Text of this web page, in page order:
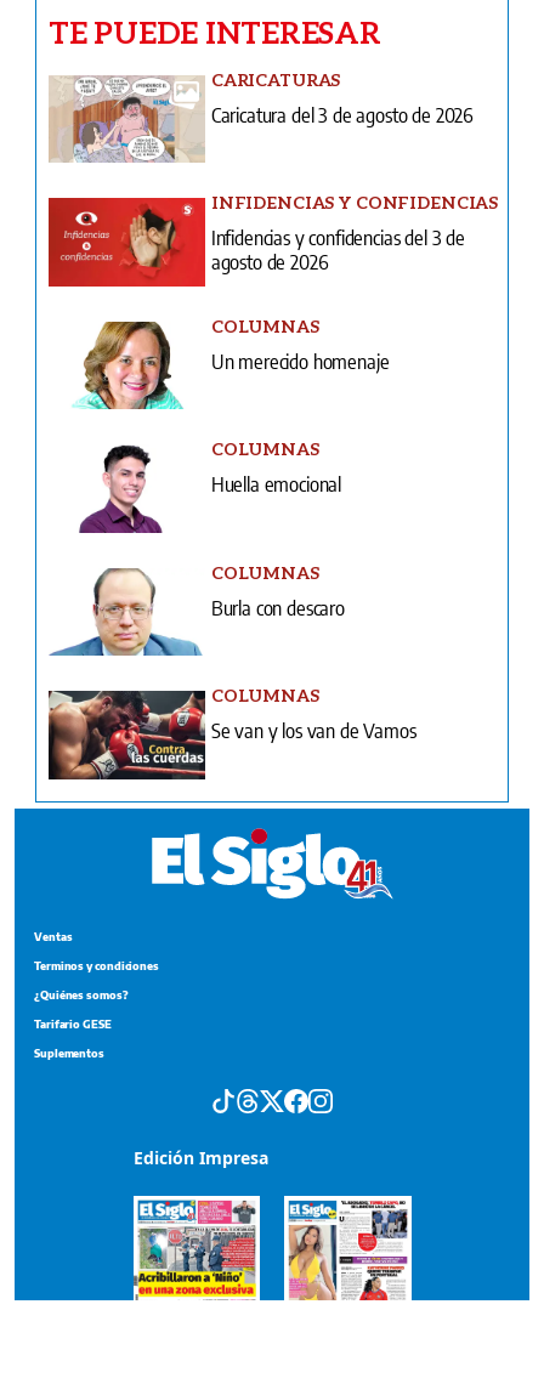
TE PUEDE INTERESAR
CARICATURAS
Caricatura del 3 de agosto de 2026
INFIDENCIAS Y CONFIDENCIAS
Infidencias y confidencias del 3 de
agosto de 2026
COLUMNAS
Un merecido homenaje
COLUMNAS
Huella emocional
COLUMNAS
Burla con descaro
COLUMNAS
Se van y los van de Vamos
Ventas
Terminos y condiciones
¿Quiénes somos?
Tarifario GESE
Suplementos
Edición Impresa